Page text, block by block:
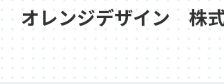
オレンジデザイン 株